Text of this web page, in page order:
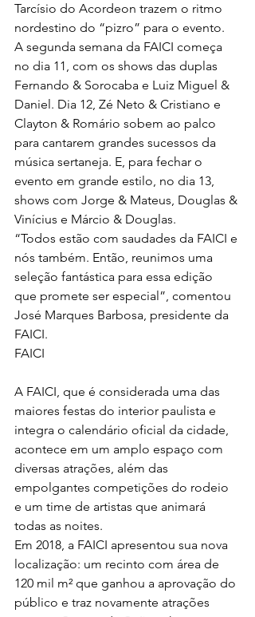
Tarcísio do Acordeon trazem o ritmo
nordestino do “pizro” para o evento.
A segunda semana da FAICI começa
no dia 11, com os shows das duplas
Fernando & Sorocaba e Luiz Miguel &
Daniel. Dia 12, Zé Neto & Cristiano e
Clayton & Romário sobem ao palco
para cantarem grandes sucessos da
música sertaneja. E, para fechar o
evento em grande estilo, no dia 13,
shows com Jorge & Mateus, Douglas &
Vinícius e Márcio & Douglas.
“Todos estão com saudades da FAICI e
nós também. Então, reunimos uma
seleção fantástica para essa edição
que promete ser especial”, comentou
José Marques Barbosa, presidente da
FAICI.
FAICI
A FAICI, que é considerada uma das
maiores festas do interior paulista e
integra o calendário oficial da cidade,
acontece em um amplo espaço com
diversas atrações, além das
empolgantes competições do rodeio
e um time de artistas que animará
todas as noites.
Em 2018, a FAICI apresentou sua nova
localização: um recinto com área de
120 mil m² que ganhou a aprovação do
público e traz novamente atrações